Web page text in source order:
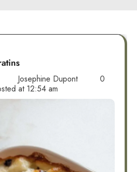
Josephine Dupont
0
at 12:54 am